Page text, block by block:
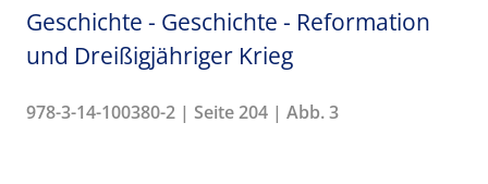
Geschichte - Geschichte - Reformation
und Dreißigjähriger Krieg
978-3-14-100380-2 | Seite 204 | Abb. 3